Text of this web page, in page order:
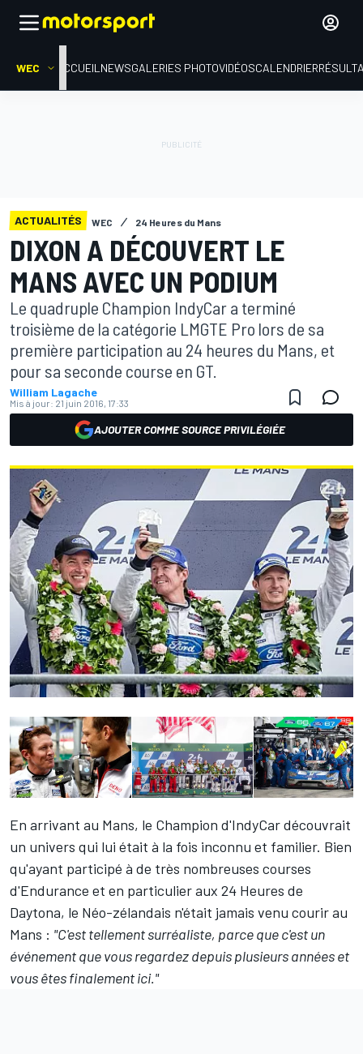
WEC ACCUEIL NEWSGALERIES PHOTOVIDÉOSCALENDRIER
ACTUALITÉS WEC 24 Heures du Mans
DIXON A DÉCOUVERT LE
MANS AVEC UN PODIUM
Le quadruple Champion IndyCar a terminé
troisième de la catégorie LMGTE Pro lors de sa
première participation au 24 heures du Mans, et
pour sa seconde course en GT.
William Lagache
Mis à jour: 21 juin 2016, 17:33
AJOUTER COMME SOURCE PRIVILÉGIÉE
En arrivant au Mans, le Champion d'IndyCar découvrait
un univers qui lui était à la fois inconnu et familier. Bien
qu'ayant participé à de très nombreuses courses
d'Endurance et en particulier aux 24 Heures de
Daytona, le Néo-zélandais n'était jamais venu courir au
Mans : "C'est tellement surréaliste, parce que c'est un
événement que vous regardez depuis plusieurs années et
vous êtes finalement ici."